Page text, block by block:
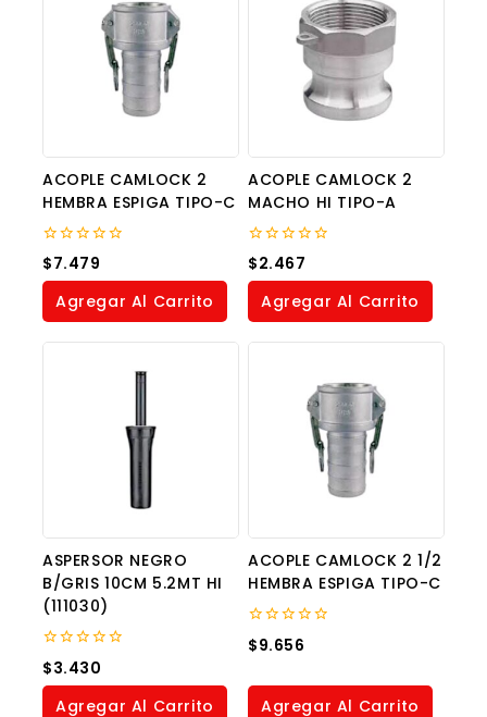
ACOPLE CAMLOCK 2
HEMBRA ESPIGA TIPO-C
0
out
of
$7.479
Agregar Al Carrito
ACOPLE CAMLOCK 2
MACHO HI TIPO-A
0
out
of
$2.467
Agregar Al Carrito
ASPERSOR NEGRO
B/GRIS 10CM 5.2MT HI
(111030)
0
out
of
$3.430
Agregar Al Carrito
ACOPLE CAMLOCK 2 1/2
HEMBRA ESPIGA TIPO-C
0
out
5
$9.656
Agregar Al Carrito